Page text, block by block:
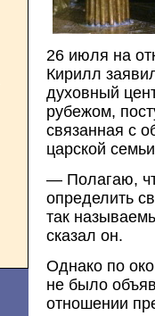
26 июля на
Кирилл
духовный
рубежом,
связанная с
царской
— Полагаю,
определить
так
сказал он.
Однако по
не было
отношении